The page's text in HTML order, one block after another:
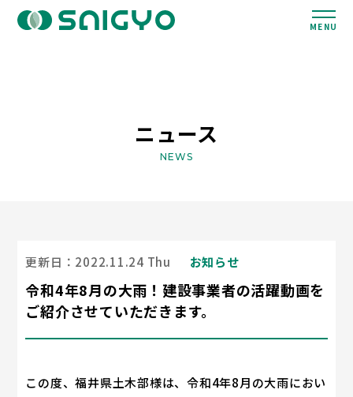
MENU
ニュース
NEWS
更新日：2022.11.24 Thu お知らせ
令和4年8月の大雨！建設事業者の活躍動画を
ご紹介させていただきます。
この度、福井県土木部様は、令和4年8月の大雨におい